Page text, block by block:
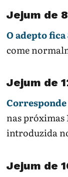
Jejum de
O adepto
come
Jejum de
Corresponde
nas próximas
introduzida
Jejum de